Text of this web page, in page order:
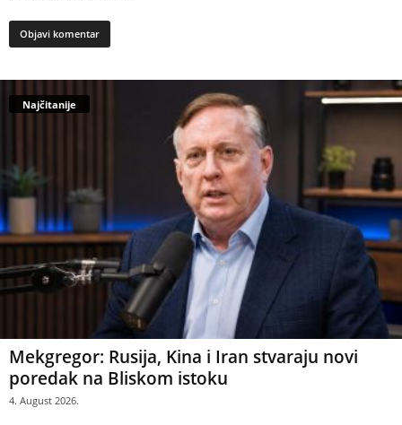
Najčitanije
Mekgregor: Rusija, Kina i Iran stvaraju novi
poredak na Bliskom istoku
4. August 2026.